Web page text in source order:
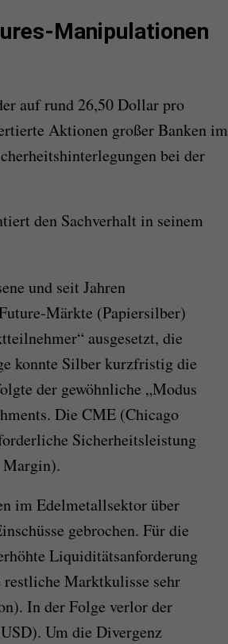
Manipulationen
auf rund 26,50 Dollar pro
Aktionen großer Banken im
bei der
den Sachverhalt in seinem
und seit Jahren
Märkte (Papiersilber)
ausgesetzt, die
konnte Silber kurzfristig die
der gewöhnliche „Modus
Die CME (Chicago
Sicherheitsleistung
im Edelmetallsektor über
gebrochen. Für die
Liquiditätsanforderung
Marktkulisse sehr
In der Folge verlor der
Um die Divergenz